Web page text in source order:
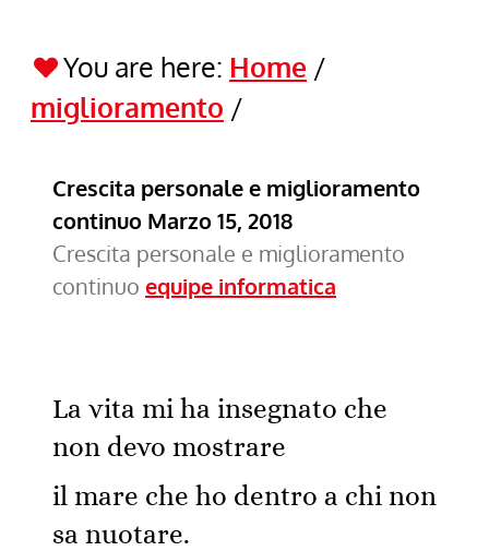
You are here: Home /
miglioramento /
Crescita personale e miglioramento
continuo Marzo 15, 2018
Crescita personale e miglioramento
continuo equipe informatica
La vita mi ha insegnato che
non devo mostrare
il mare che ho dentro a chi non
sa nuotare.